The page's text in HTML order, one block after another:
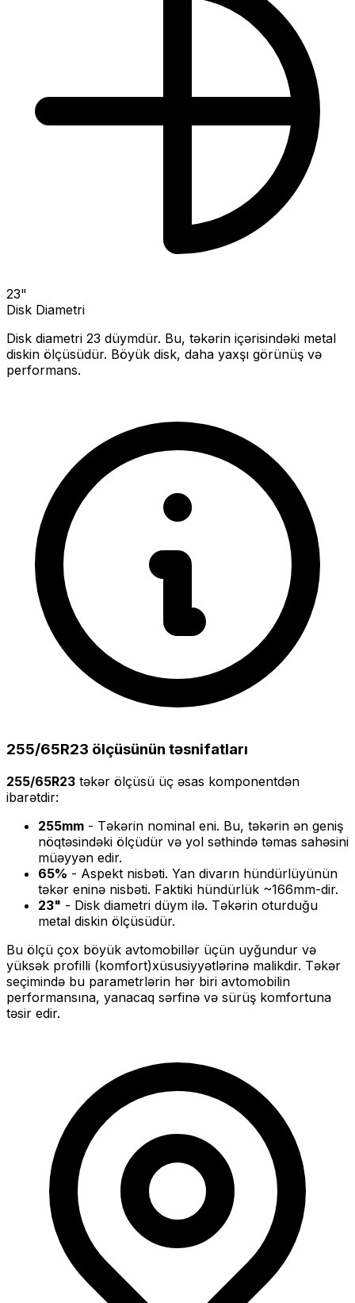
23"
Disk Diametri
Disk diametri 23 düymdür. Bu, təkərin içərisindəki metal
diskin ölçüsüdür. Böyük disk, daha yaxşı görünüş və
performans.
255/65R23 ölçüsünün təsnifatları
255/65R23 təkər ölçüsü üç əsas komponentdən
ibarətdir:
255mm - Təkərin nominal eni. Bu, təkərin ən geniş
nöqtəsindəki ölçüdür və yol səthində təmas sahəsini
müəyyən edir.
65% - Aspekt nisbəti. Yan divarın hündürlüyünün
təkər eninə nisbəti. Faktiki hündürlük ~166mm-dir.
23" - Disk diametri düym ilə. Təkərin oturduğu
metal diskin ölçüsüdür.
Bu ölçü çox böyük avtomobillər üçün uyğundur və
yüksək profilli (komfort)xüsusiyyətlərinə malikdir. Təkər
seçimində bu parametrlərin hər biri avtomobilin
performansına, yanacaq sərfinə və sürüş komfortuna
təsir edir.